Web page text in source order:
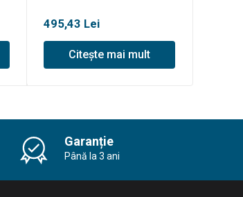
495,43 Lei
Citește mai mult
Garanție
Până la 3 ani